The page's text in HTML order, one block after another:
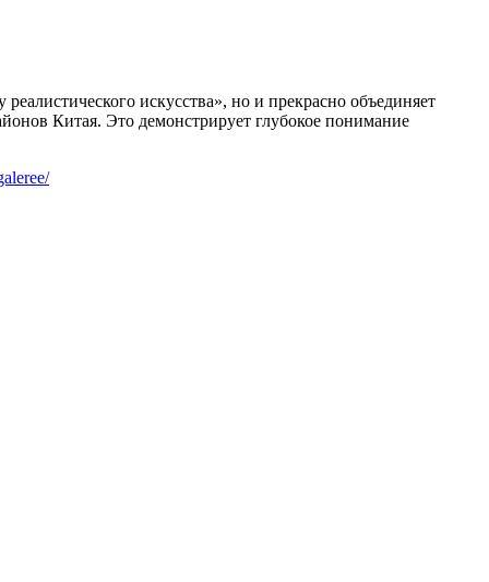
искусства», но и прекрасно объединяет
Китая. Это демонстрирует глубокое понимание